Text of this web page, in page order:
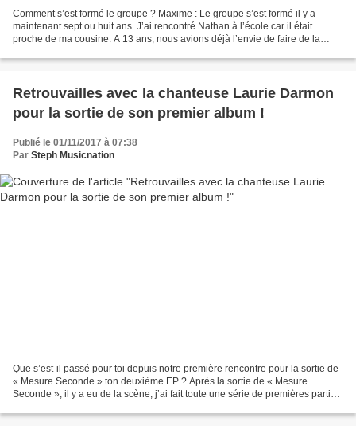
Comment s’est formé le groupe ? Maxime : Le groupe s’est formé il y a
maintenant sept ou huit ans. J’ai rencontré Nathan à l’école car il était
proche de ma cousine. A 13 ans, nous avions déjà l’envie de faire de la
Retrouvailles avec la chanteuse Laurie Darmon
pour la sortie de son premier album !
Publié le 01/11/2017 à 07:38
Par Steph Musicnation
Que s’est-il passé pour toi depuis notre première rencontre pour la sortie de
« Mesure Seconde » ton deuxième EP ? Après la sortie de « Mesure
Seconde », il y a eu de la scène, j’ai fait toute une série de premières parties